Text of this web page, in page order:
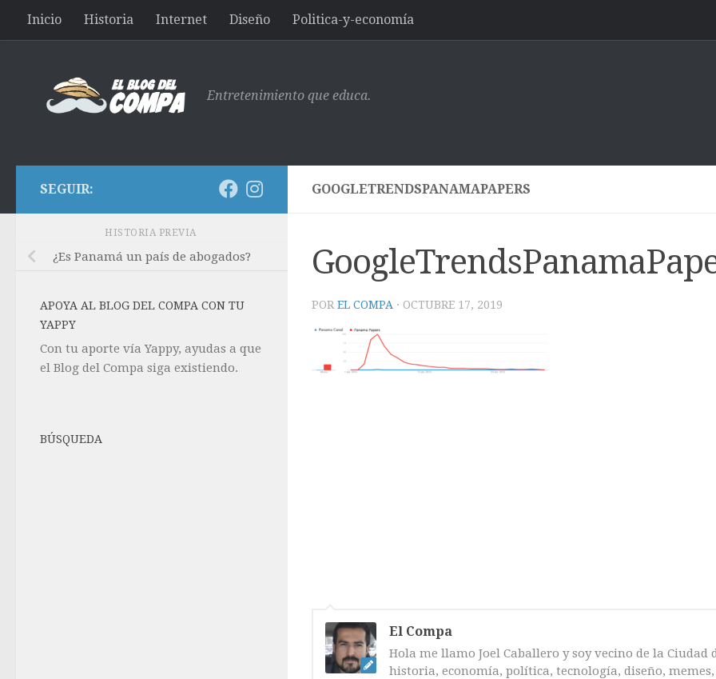
Saltar al contenido
Inicio Historia Internet Diseño Politica-y-economía
Entretenimiento que educa.
GOOGLETRENDSPANAMAPAPERS
POR EL COMPA · OCTUBRE 17, 2019
El Compa
Hola me llamo Joel Caballero y soy vecino de la
historia, economía, política, tecnología, diseño,
SEGUIR:
HISTORIA PREVIA
¿Es Panamá un país de abogados?
APOYA AL BLOG DEL COMPA CON TU
YAPPY
Con tu aporte vía Yappy, ayudas a que
el Blog del Compa siga existiendo.
BÚSQUEDA